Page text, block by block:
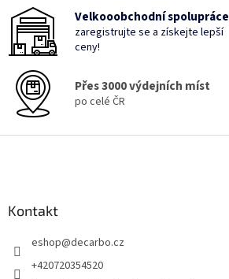
v
ý
p
u
Velkooobchodní spolupráce
zaregistrujte se a získejte lepší
ceny!
Přes 3000 výdejních míst
po celé ČR
Kontakt
eshop@decarbo.cz
+420720354520